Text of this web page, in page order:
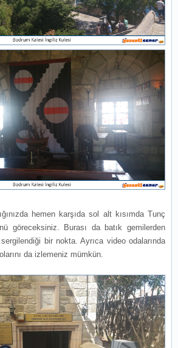
hemen karşıda sol alt kısımda Tunç
göreceksiniz. Burası da batık gemilerden
bir nokta. Ayrıca video odalarında
da izlemeniz mümkün.